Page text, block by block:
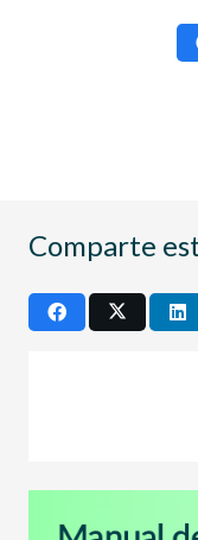
Comparte